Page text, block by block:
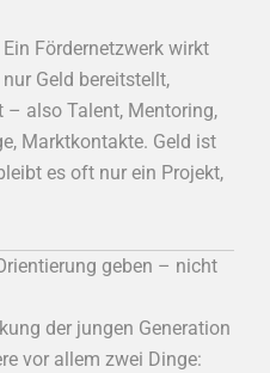
Fördernetzwerk wirkt
Geld bereitstellt,
– also Talent, Mentoring,
Marktkontakte. Geld ist
es oft nur ein Projekt,
geben – nicht
der jungen Generation
vor allem zwei Dinge: